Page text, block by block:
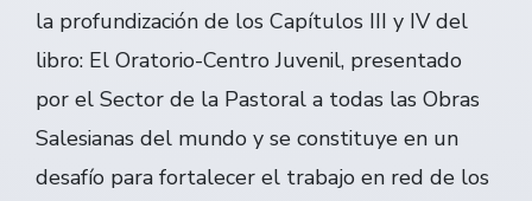
la profundización de los Capítulos III y IV del
libro: El Oratorio-Centro Juvenil, presentado
por el Sector de la Pastoral a todas las Obras
Salesianas del mundo y se constituye en un
desafío para fortalecer el trabajo en red de los